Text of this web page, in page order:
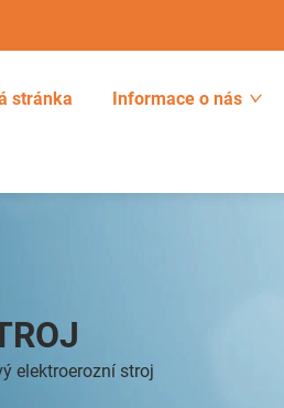
stránka Informace o nás
elektroerozní stroj